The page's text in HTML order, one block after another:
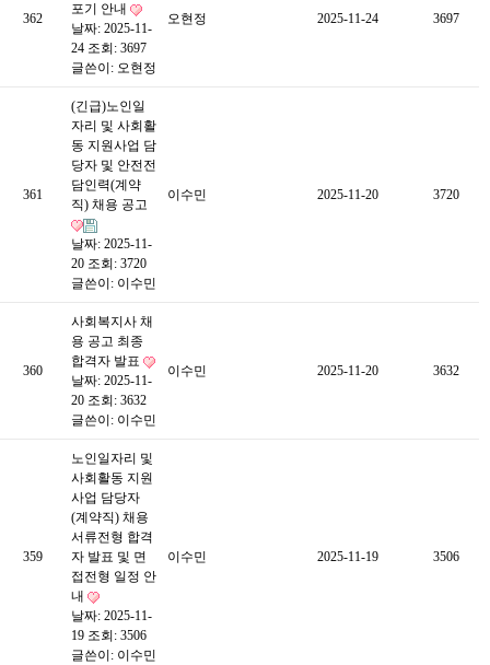
362
포기 안내
날짜: 2025-11-
24 조회: 3697
글쓴이: 오현정
오현정 2025-11-24 3697
361
(긴급)노인일
자리 및 사회활
동 지원사업 담
당자 및 안전전
담인력(계약
직) 채용 공고
날짜: 2025-11-
20 조회: 3720
글쓴이: 이수민
이수민 2025-11-20 3720
360
사회복지사 채
용 공고 최종
합격자 발표
날짜: 2025-11-
20 조회: 3632
글쓴이: 이수민
이수민 2025-11-20 3632
359
노인일자리 및
사회활동 지원
사업 담당자
(계약직) 채용
서류전형 합격
자 발표 및 면
접전형 일정 안
내
날짜: 2025-11-
19 조회: 3506
글쓴이: 이수민
이수민 2025-11-19 3506